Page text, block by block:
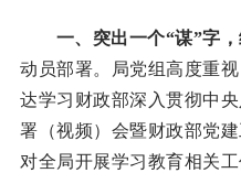
一、突出一个“谋”字，
动员部署。局党组高度重
达学习财政部深入贯彻中
署（视频）会暨财政部党
对全局开展学习教育相关